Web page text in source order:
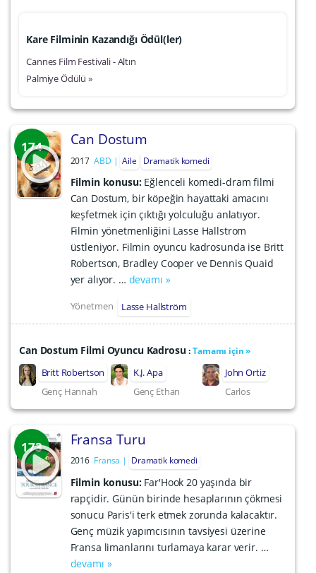
Kare Filminin Kazandığı Ödül(ler)
Cannes Film Festivali - Altın
Palmiye Ödülü »
174 Can Dostum
2017 ABD Aile Dramatik komedi
Filmin konusu: Eğlenceli komedi-dram filmi
Can Dostum, bir köpeğin hayattaki amacını
keşfetmek için çıktığı yolculuğu anlatıyor.
Filmin yönetmenliğini Lasse Hallstrom
üstleniyor. Filmin oyuncu kadrosunda ise Britt
Robertson, Bradley Cooper ve Dennis Quaid
yer alıyor. … devamı »
Yönetmen Lasse Hallström
Can Dostum Filmi Oyuncu Kadrosu:Tamamı için »
Britt Robertson
Genç Hannah
K.J. Apa
Genç Ethan
John Ortiz
Carlos
173 Fransa Turu
2016 Fransa Dramatik komedi
Filmin konusu: Far'Hook 20 yaşında bir
rapçidir. Günün birinde hesaplarının çökmesi
sonucu Paris'i terk etmek zorunda kalacaktır.
Genç müzik yapımcısının tavsiyesi üzerine
Fransa limanlarını turlamaya karar verir. …
devamı »